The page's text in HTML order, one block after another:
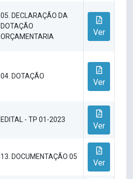
05. DECLARAÇÃO DA
DOTAÇÃO
ORÇAMENTARIA
Ver
04. DOTAÇÃO
Ver
EDITAL - TP 01-2023
Ver
13. DOCUMENTAÇÃO 05
Ver